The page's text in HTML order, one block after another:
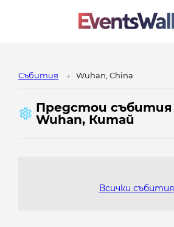
Cъбития Wuhan, China
Предстои cъбития
Wuhan, Китай
Всички събития